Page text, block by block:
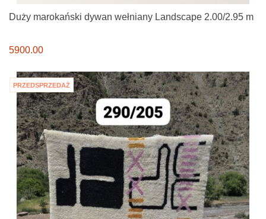
Duży marokański dywan wełniany Landscape 2.00/2.95 m
5900.00
PRZEDSPRZEDAŻ